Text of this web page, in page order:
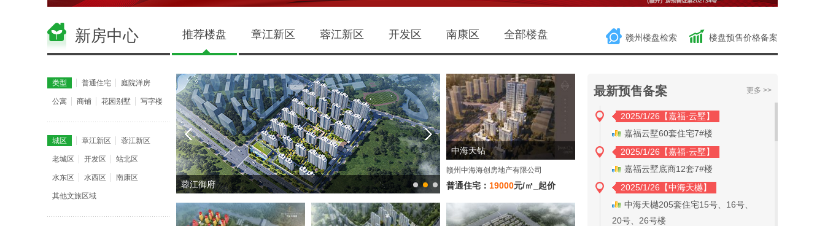
新房中心 推荐楼盘 章江新区 蓉江新区 开发区 南康区 全部楼盘 楼盘预售价格备案
赣州楼盘检索
类型 普通住宅 庭院洋房
公寓 商铺 花园别墅 写字楼
城区 章江新区 蓉江新区
老城区 开发区 站北区
水东区 水西区 南康区
其他文旅区域
嘉福·樾府
中海天钻
赣州中海海创房地产有限公司
普通住宅： 19000元/㎡_起价
最新预售备案 更多 >>
2025/1/26【嘉福·云墅】
嘉福云墅60套住宅7#楼
2025/1/26【嘉福·云墅】
嘉福云墅底商12套7#楼
2025/1/26【中海天樾】
中海天樾205套住宅15号、16号、
20号、26号楼